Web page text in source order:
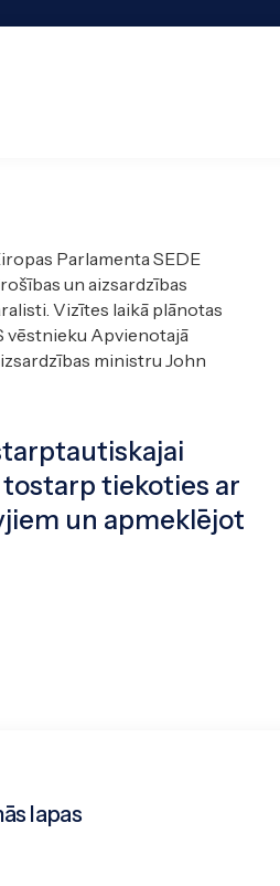
Parlamenta SEDE
un aizsardzības
Vizītes laikā plānotas
vēstnieku Apvienotajā
ministru John
tiekoties ar
un apmeklējot
lapas